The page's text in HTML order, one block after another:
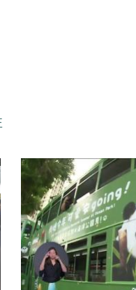
20260728
20260727